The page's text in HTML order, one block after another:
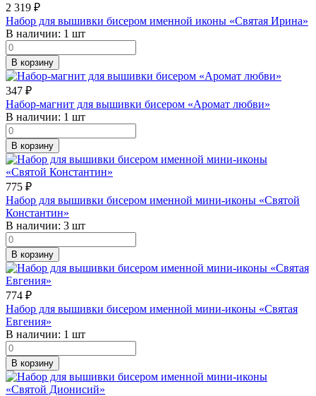
2 319 ₽
Набор для вышивки бисером именной иконы «Святая Ирина»
В наличии: 1 шт
В корзину
347 ₽
Набор-магнит для вышивки бисером «Аромат любви»
В наличии: 1 шт
В корзину
775 ₽
Набор для вышивки бисером именной мини-иконы «Святой
Константин»
В наличии: 3 шт
В корзину
774 ₽
Набор для вышивки бисером именной мини-иконы «Святая
Евгения»
В наличии: 1 шт
В корзину